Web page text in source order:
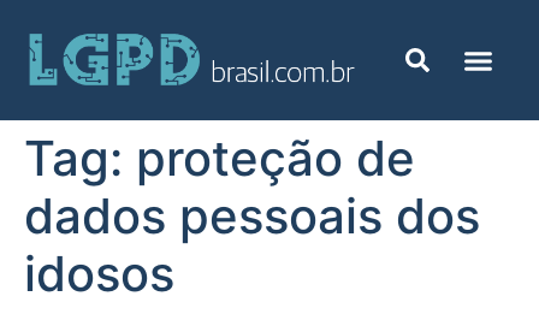
Tag: proteção de
dados pessoais dos
idosos